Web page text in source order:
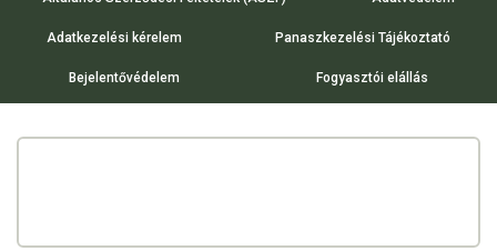
Adatkezelési kérelem Panaszkezelési Tájékoztató
Bejelentővédelem Fogyasztói elállás